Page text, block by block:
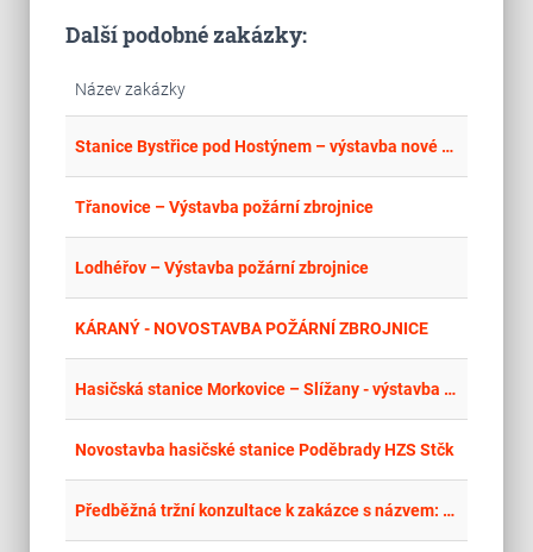
Další podobné zakázky:
Název zakázky
Stanice Bystřice pod Hostýnem – výstavba nové stanice
Třanovice – Výstavba požární zbrojnice
Lodhéřov – Výstavba požární zbrojnice
KÁRANÝ - NOVOSTAVBA POŽÁRNÍ ZBROJNICE
Hasičská stanice Morkovice – Slížany - výstavba nové hasičské stanice P2
Novostavba hasičské stanice Poděbrady HZS Stčk
Předběžná tržní konzultace k zakázce s názvem: Nová hasičská zbrojnice – Sedlec cihelna